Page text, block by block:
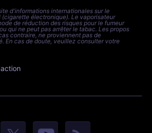
d'informations internationales sur le
(cigarette électronique). Le vaporisateur
de réduction des risques pour le fumeur
qui ne peut pas arrêter le tabac. Les propos
contraire, ne proviennent pas de
En cas de doute, veuillez consulter votre